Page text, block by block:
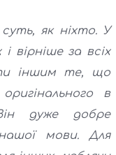
суть, як ніхто. У
вірніше за всіх
іншим те, що
в
дуже добре
мови. Для